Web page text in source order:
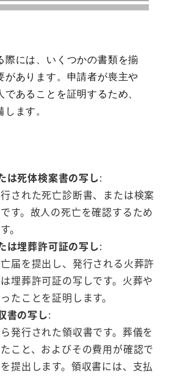
際には、いくつかの書類を揃
があります。申請者が喪主や
あることを証明するため、
します。
は死体検案書の写し:
された死亡診断書、または検案
す。故人の死亡を確認するため
。
は埋葬許可証の写し:
届を提出し、発行される火葬許
埋葬許可証の写しです。火葬や
たことを証明します。
書の写し:
発行された領収書です。葬儀を
こと、およびその費用が確認で
提出します。領収書には、支払